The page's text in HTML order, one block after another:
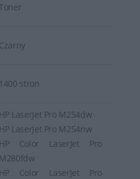
Czarny
1400 stron
HP LaserJet Pro M254dw
HP LaserJet Pro M254nw
HP Color LaserJet Pro
M280fdw
HP Color LaserJet Pro